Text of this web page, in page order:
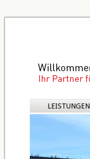
Navigation
überspringen
LEISTUNGEN